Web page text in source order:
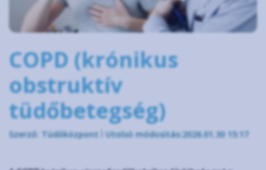
COPD (krónikus
obstruktív
tüdőbetegség)
Szerző: Tüdőközpont Utolsó módosítás:2026.01.30 15:17